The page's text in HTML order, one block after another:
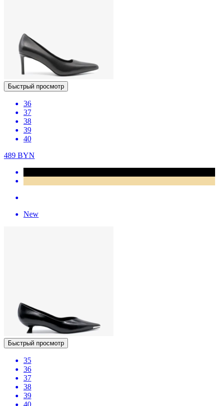
Быстрый просмотр
36
37
38
39
40
489 BYN
New
Быстрый просмотр
35
36
37
38
39
40